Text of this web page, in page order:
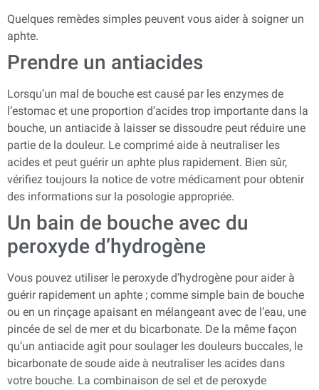
Quelques remèdes simples peuvent vous aider à soigner un
aphte.
Prendre un antiacides
Lorsqu’un mal de bouche est causé par les enzymes de
l’estomac et une proportion d’acides trop importante dans la
bouche, un antiacide à laisser se dissoudre peut réduire une
partie de la douleur. Le comprimé aide à neutraliser les
acides et peut guérir un aphte plus rapidement. Bien sûr,
vérifiez toujours la notice de votre médicament pour obtenir
des informations sur la posologie appropriée.
Un bain de bouche avec du
peroxyde d’hydrogène
Vous pouvez utiliser le peroxyde d’hydrogène pour aider à
guérir rapidement un aphte ; comme simple bain de bouche
ou en un rinçage apaisant en mélangeant avec de l’eau, une
pincée de sel de mer et du bicarbonate. De la même façon
qu’un antiacide agit pour soulager les douleurs buccales, le
bicarbonate de soude aide à neutraliser les acides dans
votre bouche. La combinaison de sel et de peroxyde